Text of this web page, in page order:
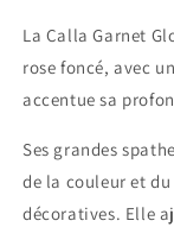
Garnet
-
-
La Calla Garnet
rose foncé, avec
accentue sa
Ses grandes
de la couleur et
décoratives. Elle